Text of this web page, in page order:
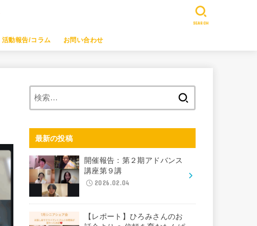
活動報告/コラム お問い合わせ
SEARCH
最新の投稿
開催報告：第２期アドバンス
講座第９講
2026.02.04
【レポート】ひろみさんのお